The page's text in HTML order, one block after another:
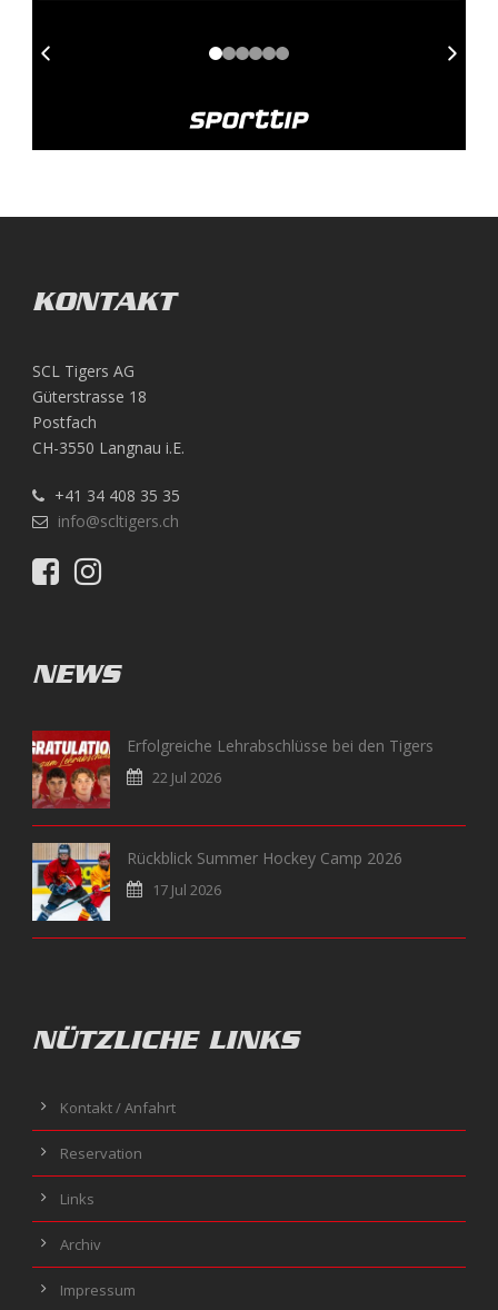
KONTAKT
SCL Tigers AG
Güterstrasse 18
Postfach
CH-3550 Langnau i.E.
+41 34 408 35 35
info@scltigers.ch
NEWS
Erfolgreiche Lehrabschlüsse bei den Tigers
22 Jul 2026
Rückblick Summer Hockey Camp 2026
17 Jul 2026
NÜTZLICHE LINKS
Kontakt / Anfahrt
Reservation
Links
Archiv
Impressum